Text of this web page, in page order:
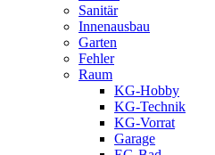
Sanitär
Innenausbau
Garten
Fehler
Raum
KG-Hobby
KG-Technik
KG-Vorrat
Garage